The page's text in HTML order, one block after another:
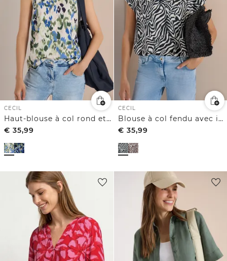
CECIL
Haut-blouse à col rond et imprimé
€ 35,99
CECIL
Blouse à col fendu avec imprimé zèbre
€ 35,99